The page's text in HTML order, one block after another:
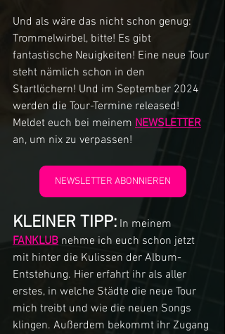
Und als wäre das nicht schon genug:
Trommelwirbel, bitte! Es gibt
fantastische Neuigkeiten! Eine neue Tour
steht nämlich schon in den
Startlöchern! Und im September 2024
werden die Tour-Termine released!
Meldet euch bei meinem NEWSLETTER
an, um nix zu verpassen!
NEWSLETTER ABONNIEREN
KLEINER TIPP: In meinem
FANKLUB nehme ich euch schon jetzt
mit hinter die Kulissen der Album-
Entstehung. Hier erfahrt ihr als aller
erstes, in welche Städte die neue Tour
mich treibt und wie die neuen Songs
klingen. Außerdem bekommt ihr Zugang